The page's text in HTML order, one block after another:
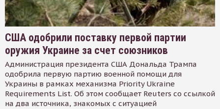
США одобрили поставку первой партии
оружия Украине за счет союзников
Администрация президента США Дональда Трампа
одобрила первую партию военной помощи для
Украины в рамках механизма Priority Ukraine
Requirements List. Об этом сообщает Reuters со ссылкой
на два источника, знакомых с ситуацией